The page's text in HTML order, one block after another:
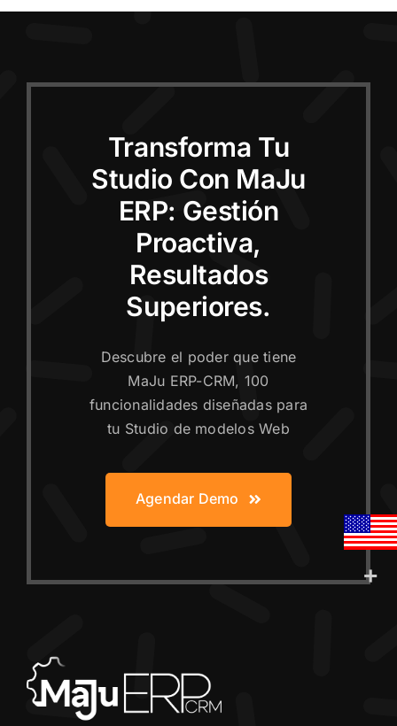
Transforma Tu
Studio Con MaJu
ERP: Gestión
Proactiva,
Resultados
Superiores.
Descubre el poder que tiene
MaJu ERP-CRM, 100
funcionalidades diseñadas para
tu Studio de modelos Web
Agendar Demo